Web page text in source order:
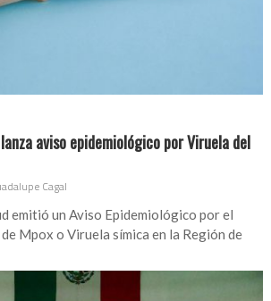
aviso epidemiológico por Viruela del
Cagal
emitió un Aviso Epidemiológico por el
Mpox o Viruela símica en la Región de